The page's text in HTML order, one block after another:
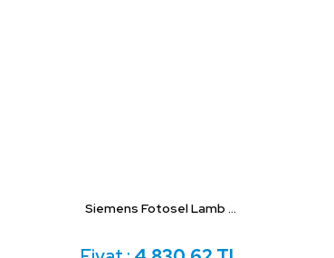
Siemens Fotosel Lamb ...